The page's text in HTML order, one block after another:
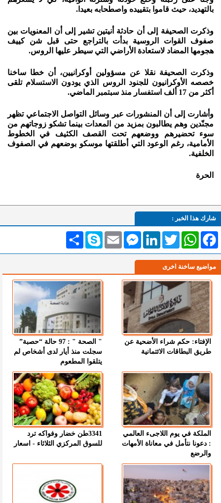
بالتهديد، حيث قاموا بتقييده واصطحابه بعيدا.
وذكرت الصحيفة إلى أن حادثة أنيتين تشير إلى أن المعنويات بين
صفوف القوات الروسية بدأت بالتراجع حتى قبل شن كييف
هجومها المضاد لاستعادة الأراضي التي سيطر عليها الروس.
وذكرت الصحيفة نقلا عن مسؤولين أوكرانيين، أن خطا ساخنا
خصصه الأوكرانيون للجنود الروس الذي يودون الاستسلام تلقى
أكثر من 17 ألف استفسار منذ سبتمبر الماضي.
وأشارت إلى أن المنشورات عبر وسائل التواصل الاجتماعي تظهر
مجنّدين وهم يطالبون بمزيد من المعدات بينما تشكو زوجاتهم من
سوء تحضيرهم ووضعهم تحت القصف الكثيف في الخطوط
الأمامية، رغم الوعود التي أطلقتها موسكو بوضعهم في الصفوف
الخلفية.
الحرة
شارك هذا الخبر :
انشر Skype Email
MessengerLinkedInTwitterWhatsAppFacebook
مواضيع ساخنة اخرى
الإفتاء: حكم شراء الأضحية عن
طريق البطاقات الائتمانية
" الصحة " : 97 حالة “حصبة”
سجلت منذ أيار لدى أشخاص لم
يتلقوا المطعوم
الملكة في يوم اللاجىء العالمي
: دعونا نتأمل في معاناة الأمهات
والرضع
3341طن خضار وفواكه ترد
للسوق المركزي الثلاثاء - اسعار